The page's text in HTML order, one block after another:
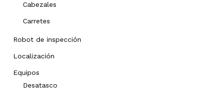
Cabezales
Carretes
Robot de inspección
Localización
Equipos
Desatasco